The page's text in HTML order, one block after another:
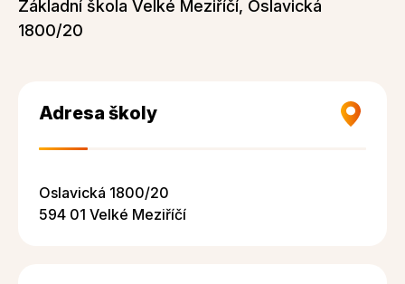
Základní škola Velké Meziříčí, Oslavická
1800/20
Adresa školy
Oslavická 1800/20
594 01 Velké Meziříčí